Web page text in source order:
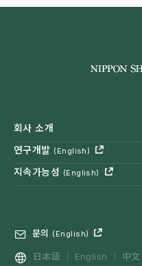
회사 소개
연구개발 (English)
지속가능성 (English)
문의 (English)
日本語 English 中文